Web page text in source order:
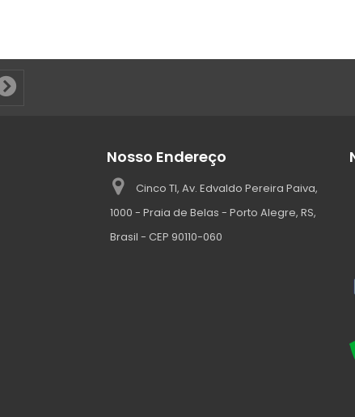
Nosso Endereço
Cinco TI, Av. Edvaldo Pereira Paiva,
1000 - Praia de Belas - Porto Alegre, RS,
Brasil - CEP 90110-060